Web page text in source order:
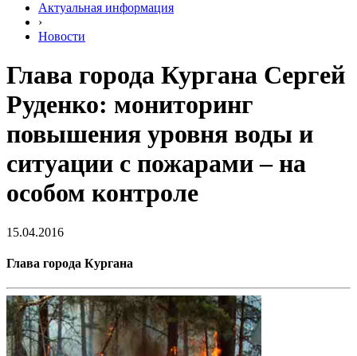
Актуальная информация
›
Новости
Глава города Кургана Сергей
Руденко: мониторинг
повышения уровня воды и
ситуации с пожарами – на
особом контроле
15.04.2016
Глава города Кургана